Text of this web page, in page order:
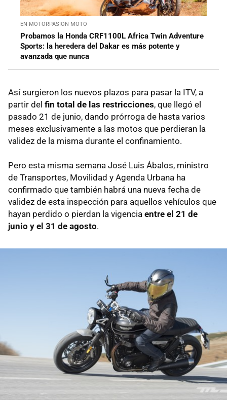
EN MOTORPASION MOTO
Probamos la Honda CRF1100L Africa Twin Adventure
Sports: la heredera del Dakar es más potente y
avanzada que nunca
Así surgieron los nuevos plazos para pasar la ITV, a
partir del fin total de las restricciones, que llegó el
pasado 21 de junio, dando prórroga de hasta varios
meses exclusivamente a las motos que perdieran la
validez de la misma durante el confinamiento.
Pero esta misma semana José Luis Ábalos, ministro
de Transportes, Movilidad y Agenda Urbana ha
confirmado que también habrá una nueva fecha de
validez de esta inspección para aquellos vehículos que
hayan perdido o pierdan la vigencia entre el 21 de
junio y el 31 de agosto.